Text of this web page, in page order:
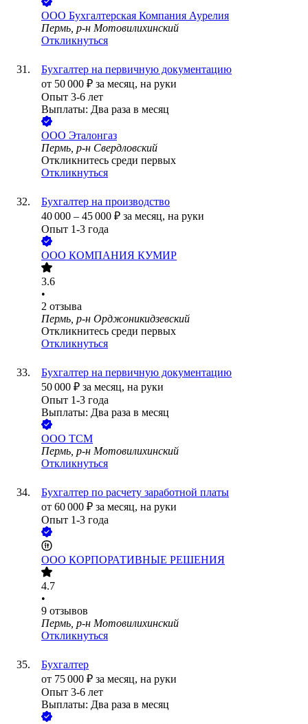
ООО Бухгалтерская Компания Аурелия
Пермь, р-н Мотовилихинский
Откликнуться
Бухгалтер на первичную документацию
от 50 000 ₽ за месяц, на руки
Опыт 3-6 лет
Выплаты: Два раза в месяц
ООО Эталонгаз
Пермь, р-н Свердловский
Откликнитесь среди первых
Откликнуться
Бухгалтер на производство
40 000 – 45 000 ₽ за месяц, на руки
Опыт 1-3 года
ООО КОМПАНИЯ КУМИР
3.6
•
2 отзыва
Пермь, р-н Орджоникидзевский
Откликнитесь среди первых
Откликнуться
Бухгалтер на первичную документацию
50 000 ₽ за месяц, на руки
Опыт 1-3 года
Выплаты: Два раза в месяц
ООО ТСМ
Пермь, р-н Мотовилихинский
Откликнуться
Бухгалтер по расчету заработной платы
от 60 000 ₽ за месяц, на руки
Опыт 1-3 года
ООО КОРПОРАТИВНЫЕ РЕШЕНИЯ
4.7
•
9 отзывов
Пермь, р-н Мотовилихинский
Откликнуться
Бухгалтер
от 75 000 ₽ за месяц, на руки
Опыт 3-6 лет
Выплаты: Два раза в месяц